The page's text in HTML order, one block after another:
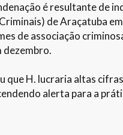
é resultante de
de Araçatuba
de associação
dezembro.
que H. lucraria altas
alerta para a